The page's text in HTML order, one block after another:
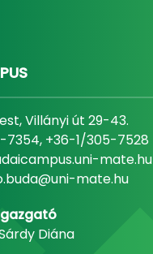
Villányi út 29-43.
7354, +36-1/305-7528
mate.hu
mate.hu
Diána